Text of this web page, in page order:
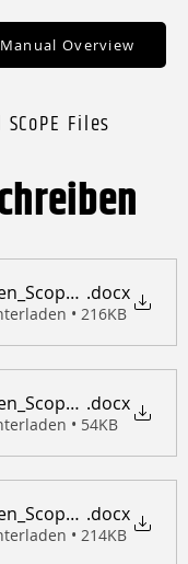
Overview
Files
.docx
• 216KB
.docx
• 54KB
.docx
• 214KB